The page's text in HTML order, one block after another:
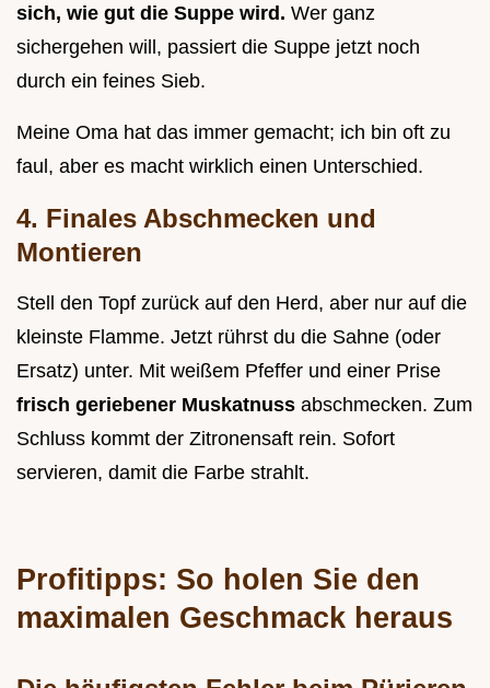
sich, wie gut die Suppe wird. Wer ganz
sichergehen will, passiert die Suppe jetzt noch
durch ein feines Sieb.
Meine Oma hat das immer gemacht; ich bin oft zu
faul, aber es macht wirklich einen Unterschied.
4. Finales Abschmecken und
Montieren
Stell den Topf zurück auf den Herd, aber nur auf die
kleinste Flamme. Jetzt rührst du die Sahne (oder
Ersatz) unter. Mit weißem Pfeffer und einer Prise
frisch geriebener Muskatnuss abschmecken. Zum
Schluss kommt der Zitronensaft rein. Sofort
servieren, damit die Farbe strahlt.
Profitipps: So holen Sie den
maximalen Geschmack heraus